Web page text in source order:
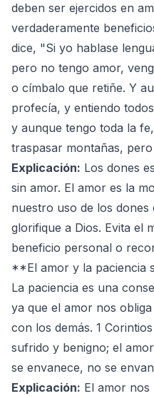
deben ser ejercidos en
verdaderamente
dice, "Si yo hablase
pero no tengo amor,
o címbalo que retiñe. Y
profecía, y entiendo
y aunque tengo toda la
traspasar montañas,
Explicación: Los dones
sin amor. El amor es la
nuestro uso de los dones
glorifique a Dios. Evita el
beneficio personal o
**El amor y la paciencia
La paciencia es una
ya que el amor nos
con los demás. 1
sufrido y benigno; el
se envanece, no se
Explicación: El amor nos